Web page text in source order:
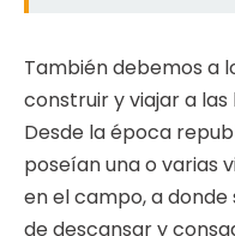
También debemos a
construir y viajar a las
Desde la época
poseían una o varias
en el campo, a
de descansar y